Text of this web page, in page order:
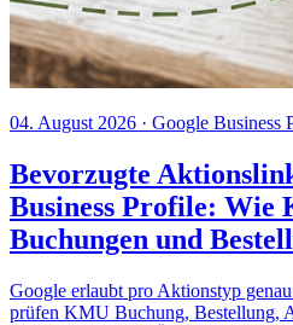
04. August 2026 · Google Business
Bevorzugte
Business Profile: Wie
Buchungen und
Google erlaubt pro Aktionstyp
prüfen KMU Buchung, Bestellung,